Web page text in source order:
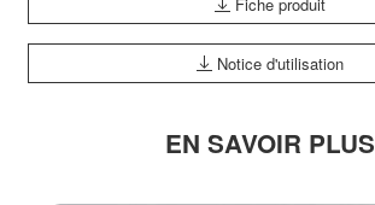
Notice d'utilisation
EN SAVOIR PLUS